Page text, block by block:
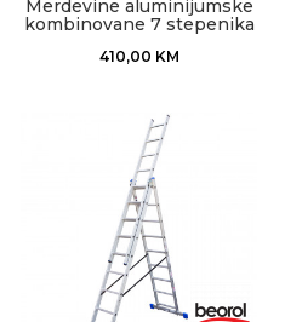
Merdevine aluminijumske
kombinovane 7 stepenika
410,00 KM